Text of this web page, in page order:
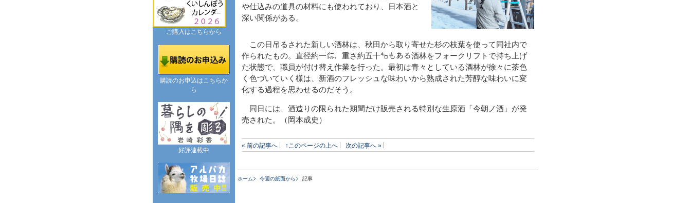
や仕込みの道具の材料にも使われており、日本酒と
深い関係がある。
この日吊るされた新しい酒林は、秋田から取り寄せた杉の枝葉を使って同社内で
作られたもの。直径約一㍍、重さ約五十㌔もある酒林をフォークリフトで持ち上げ
た状態で、職員が付け替え作業を行った。最初は青々としている酒林が徐々に茶色
く色づいていく様は、新酒のフレッシュな味わいから熟成された芳醇な味わいに変
化する過程を思わせるのだそう。
同日には、酒造りの限られた期間だけ販売される特別な生原酒「今朝ノ酒」が発
売された。（岡本成史）
« 前の記事へ ↑このページの上へ 次の記事へ »
ホーム 今週の紙面から 記事
ご購入はこちらから
購読のお申込はこちらか
ら
好評連載中